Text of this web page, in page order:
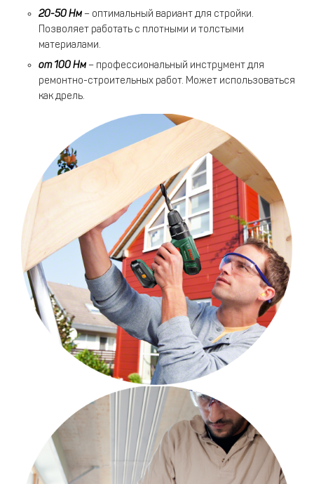
20-50 Нм – оптимальный вариант для стройки.
Позволяет работать с плотными и толстыми
материалами.
от 100 Нм – профессиональный инструмент для
ремонтно-строительных работ. Может использоваться
как дрель.